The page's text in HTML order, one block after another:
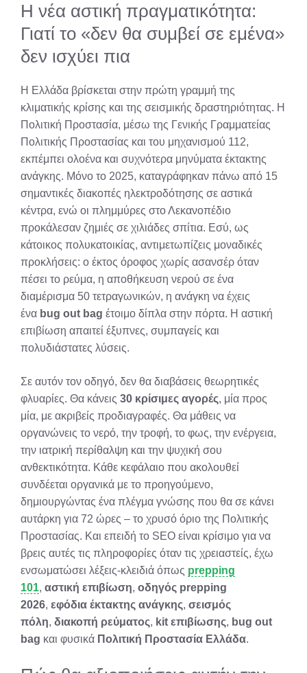
Η νέα αστική πραγματικότητα:
Γιατί το «δεν θα συμβεί σε εμένα»
δεν ισχύει πια
Η Ελλάδα βρίσκεται στην πρώτη γραμμή της
κλιματικής κρίσης και της σεισμικής δραστηριότητας. Η
Πολιτική Προστασία, μέσω της Γενικής Γραμματείας
Πολιτικής Προστασίας και του μηχανισμού 112,
εκπέμπει ολοένα και συχνότερα μηνύματα έκτακτης
ανάγκης. Μόνο το 2025, καταγράφηκαν πάνω από 15
σημαντικές διακοπές ηλεκτροδότησης σε αστικά
κέντρα, ενώ οι πλημμύρες στο Λεκανοπέδιο
προκάλεσαν ζημιές σε χιλιάδες σπίτια. Εσύ, ως
κάτοικος πολυκατοικίας, αντιμετωπίζεις μοναδικές
προκλήσεις: ο έκτος όροφος χωρίς ασανσέρ όταν
πέσει το ρεύμα, η αποθήκευση νερού σε ένα
διαμέρισμα 50 τετραγωνικών, η ανάγκη να έχεις
ένα bug out bag έτοιμο δίπλα στην πόρτα. Η αστική
επιβίωση απαιτεί έξυπνες, συμπαγείς και
πολυδιάστατες λύσεις.
Σε αυτόν τον οδηγό, δεν θα διαβάσεις θεωρητικές
φλυαρίες. Θα κάνεις 30 κρίσιμες αγορές, μία προς
μία, με ακριβείς προδιαγραφές. Θα μάθεις να
οργανώνεις το νερό, την τροφή, το φως, την ενέργεια,
την ιατρική περίθαλψη και την ψυχική σου
ανθεκτικότητα. Κάθε κεφάλαιο που ακολουθεί
συνδέεται οργανικά με το προηγούμενο,
δημιουργώντας ένα πλέγμα γνώσης που θα σε κάνει
αυτάρκη για 72 ώρες – το χρυσό όριο της Πολιτικής
Προστασίας. Και επειδή το SEO είναι κρίσιμο για να
βρεις αυτές τις πληροφορίες όταν τις χρειαστείς, έχω
ενσωματώσει λέξεις-κλειδιά όπως prepping
101, αστική επιβίωση, οδηγός prepping
2026, εφόδια έκτακτης ανάγκης, σεισμός
πόλη, διακοπή ρεύματος, kit επιβίωσης, bug out
bag και φυσικά Πολιτική Προστασία Ελλάδα.